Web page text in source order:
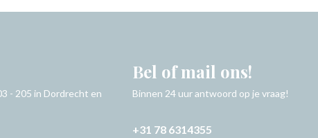
- 205 in Dordrecht en
Bel of mail ons!
Binnen 24 uur antwoord op je vraag!
+31 78 6314355